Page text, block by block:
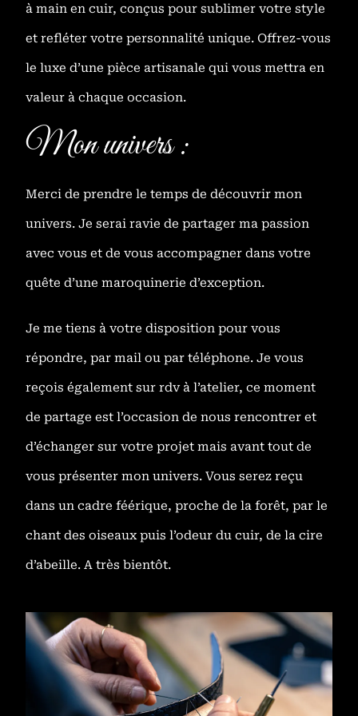
à main en cuir, conçus pour sublimer votre style
et refléter votre personnalité unique. Offrez-vous
le luxe d’une pièce artisanale qui vous mettra en
valeur à chaque occasion.
Mon univers :
Merci de prendre le temps de découvrir mon
univers. Je serai ravie de partager ma passion
avec vous et de vous accompagner dans votre
quête d’une maroquinerie d’exception.
Je me tiens à votre disposition pour vous
répondre, par mail ou par téléphone. Je vous
reçois également sur rdv à l’atelier, ce moment
de partage est l’occasion de nous rencontrer et
d’échanger sur votre projet mais avant tout de
vous présenter mon univers. Vous serez reçu
dans un cadre féérique, proche de la forêt, par le
chant des oiseaux puis l’odeur du cuir, de la cire
d’abeille. A très bientôt.